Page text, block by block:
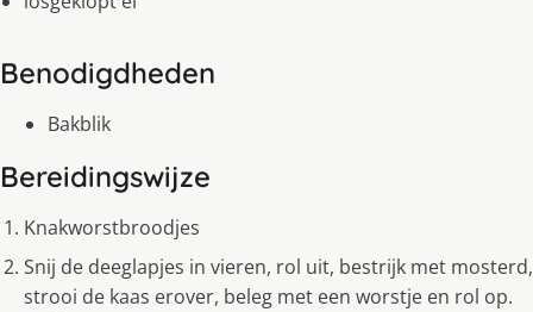
Benodigdheden
Bakblik
Bereidingswijze
Knakworstbroodjes
Snij de deeglapjes in vieren, rol uit, bestrijk met mosterd,
strooi de kaas erover, beleg met een worstje en rol op.